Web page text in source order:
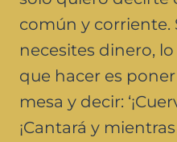
común y corriente.
necesites dinero,
que hacer es
mesa y decir:
¡Cantará y